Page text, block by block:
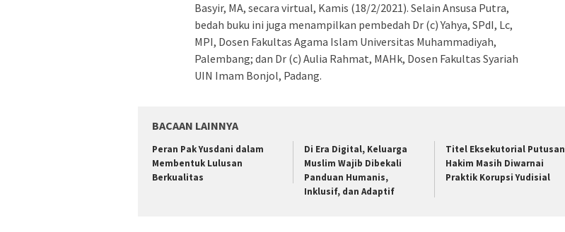
Basyir, MA, secara virtual, Kamis (18/2/2021). Selain Ansusa Putra,
bedah buku ini juga menampilkan pembedah Dr (c) Yahya, SPdI, Lc,
MPI, Dosen Fakultas Agama Islam Universitas Muhammadiyah,
Palembang; dan Dr (c) Aulia Rahmat, MAHk, Dosen Fakultas Syariah
UIN Imam Bonjol, Padang.
BACAAN LAINNYA
Peran Pak Yusdani dalam
Membentuk Lulusan
Berkualitas
Di Era Digital, Keluarga
Muslim Wajib Dibekali
Panduan Humanis,
Inklusif, dan Adaptif
Titel Eksekutorial Putusan
Hakim Masih Diwarnai
Praktik Korupsi Yudisial